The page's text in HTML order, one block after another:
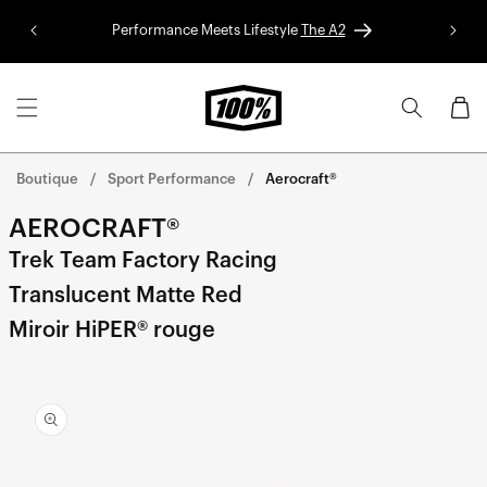
contenu
Performance Meets Lifestyle The A2
Panier
Boutique Sport Performance Aerocraft®
AEROCRAFT®
Trek Team Factory Racing
Translucent Matte Red
Miroir HiPER® rouge
informations
sur le